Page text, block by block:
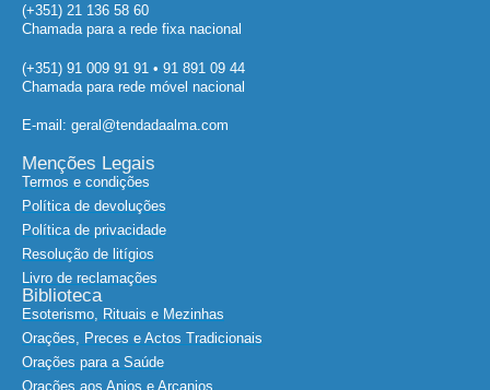
(+351) 21 136 58 60
Chamada para a rede fixa nacional
(+351) 91 009 91 91 • 91 891 09 44
Chamada para rede móvel nacional
E-mail: geral@tendadaalma.com
Menções Legais
Termos e condições
Política de devoluções
Política de privacidade
Resolução de litígios
Livro de reclamações
Biblioteca
Esoterismo, Rituais e Mezinhas
Orações, Preces e Actos Tradicionais
Orações para a Saúde
Orações aos Anjos e Arcanjos